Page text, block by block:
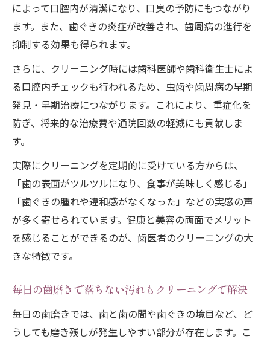
クリーニング費用の内訳と比較ポイント
自費と保険クリーニングの費用の違い
クリーニングだけの料金を知って安心受診
費用を抑えたクリーニングの受け方のコツ
によって口腔内が清潔になり、口臭の予防にもつながり
ます。また、歯ぐきの炎症が改善され、歯周病の進行を
抑制する効果も得られます。
さらに、クリーニング時には歯科医師や歯科衛生士によ
る口腔内チェックも行われるため、虫歯や歯周病の早期
発見・早期治療につながります。これにより、重症化を
防ぎ、将来的な治療費や通院回数の軽減にも貢献しま
す。
実際にクリーニングを定期的に受けている方からは、
「歯の表面がツルツルになり、食事が美味しく感じる」
「歯ぐきの腫れや違和感がなくなった」などの実感の声
が多く寄せられています。健康と美容の両面でメリット
を感じることができるのが、歯医者のクリーニングの大
きな特徴です。
毎日の歯磨きで落ちない汚れもクリーニングで解決
毎日の歯磨きでは、歯と歯の間や歯ぐきの境目など、ど
うしても磨き残しが発生しやすい部分が存在します。こ